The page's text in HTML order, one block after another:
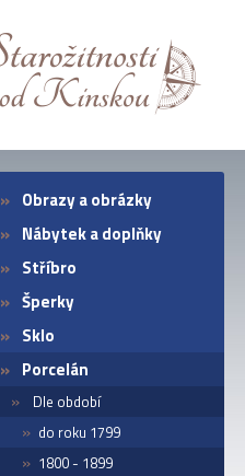
Obrazy a obrázky
Nábytek a doplňky
Stříbro
Šperky
Sklo
Porcelán
Dle období
do roku 1799
1800 - 1899